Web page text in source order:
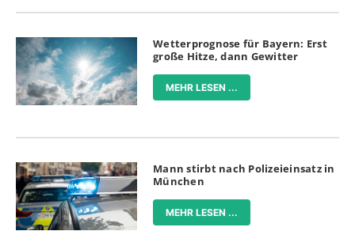
Wetterprognose für Bayern: Erst
große Hitze, dann Gewitter
MEHR LESEN ...
Mann stirbt nach Polizeieinsatz in
München
MEHR LESEN ...